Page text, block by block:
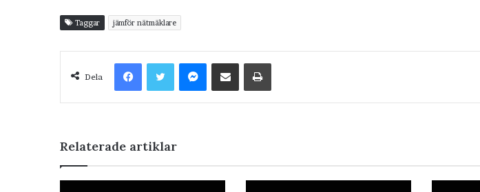
Taggar jämför nätmäklare
Dela
FacebookTwitterMessenger
Dela via e-post Skriv ut
Relaterade artiklar